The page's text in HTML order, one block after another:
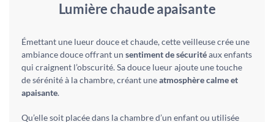
Lumière chaude apaisante
Émettant une lueur douce et chaude, cette veilleuse crée une
ambiance douce offrant un sentiment de sécuritéaux enfants
qui craignent l’obscurité. Sa douce lueur ajoute une touche
de sérénité à la chambre, créant uneatmosphère calme et
apaisante.
Qu’elle soit placée dans la chambre d’un enfant ou utilisée